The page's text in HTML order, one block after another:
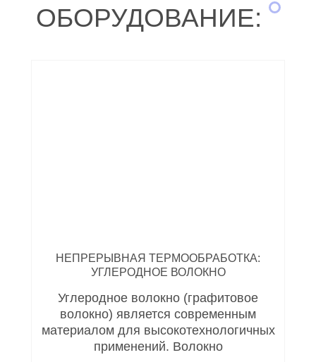
ОБОРУДОВАНИЕ:
НЕПРЕРЫВНАЯ ТЕРМООБРАБОТКА:
УГЛЕРОДНОЕ ВОЛОКНО
Углеродное волокно (графитовое
волокно) является современным
материалом для высокотехнологичных
применений. Волокно